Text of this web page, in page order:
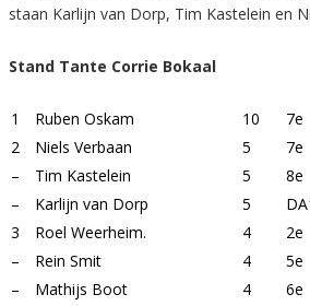
staan Karlijn van Dorp, Tim Kastelein en
Stand Tante Corrie Bokaal
1 Ruben Oskam 10
7e
2
Niels Verbaan 5
7e
–
Tim Kastelein 5
8e
–
Karlijn van Dorp 5
3
Roel Weerheim. 4
2e
–
Rein Smit 4
5e
–
Mathijs Boot 4
6e